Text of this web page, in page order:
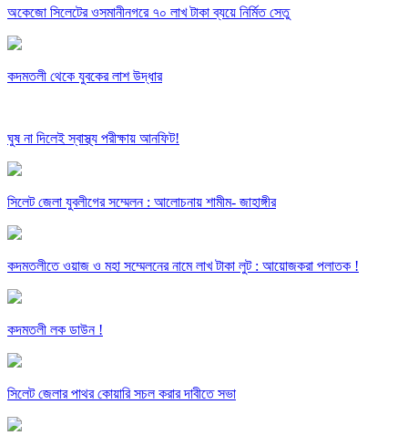
অকেজো সিলেটের ওসমানীনগরে ৭০ লাখ টাকা ব্যয়ে নির্মিত সেতু
কদমতলী থেকে যুবকের লাশ উদ্ধার
ঘুষ না দিলেই স্বাস্থ্য পরীক্ষায় আনফিট!
সিলেট জেলা যুবলীগের সম্মেলন : আলোচনায় শামীম- জাহাঙ্গীর
কদমতলীতে ওয়াজ ও মহা সম্মেলনের নামে লাখ টাকা লুট : আয়োজকরা পলাতক !
কদমতলী লক ডাউন !
সিলেট জেলার পাথর কোয়ারি সচল করার দাবীতে সভা